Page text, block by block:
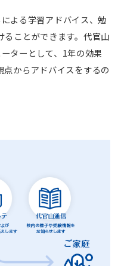
よる学習アドバイス、勉
ことができます。代官山
ターとして、1年の効果
からアドバイスをするの